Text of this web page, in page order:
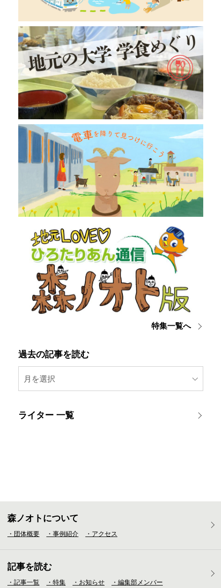
特集一覧へ
過去の記事を読む
月を選択
ライター 一覧
森ノオトについて
・団体概要 ・事例紹介 ・アクセス
記事を読む
・記事一覧 ・特集 ・お知らせ ・編集部メンバー